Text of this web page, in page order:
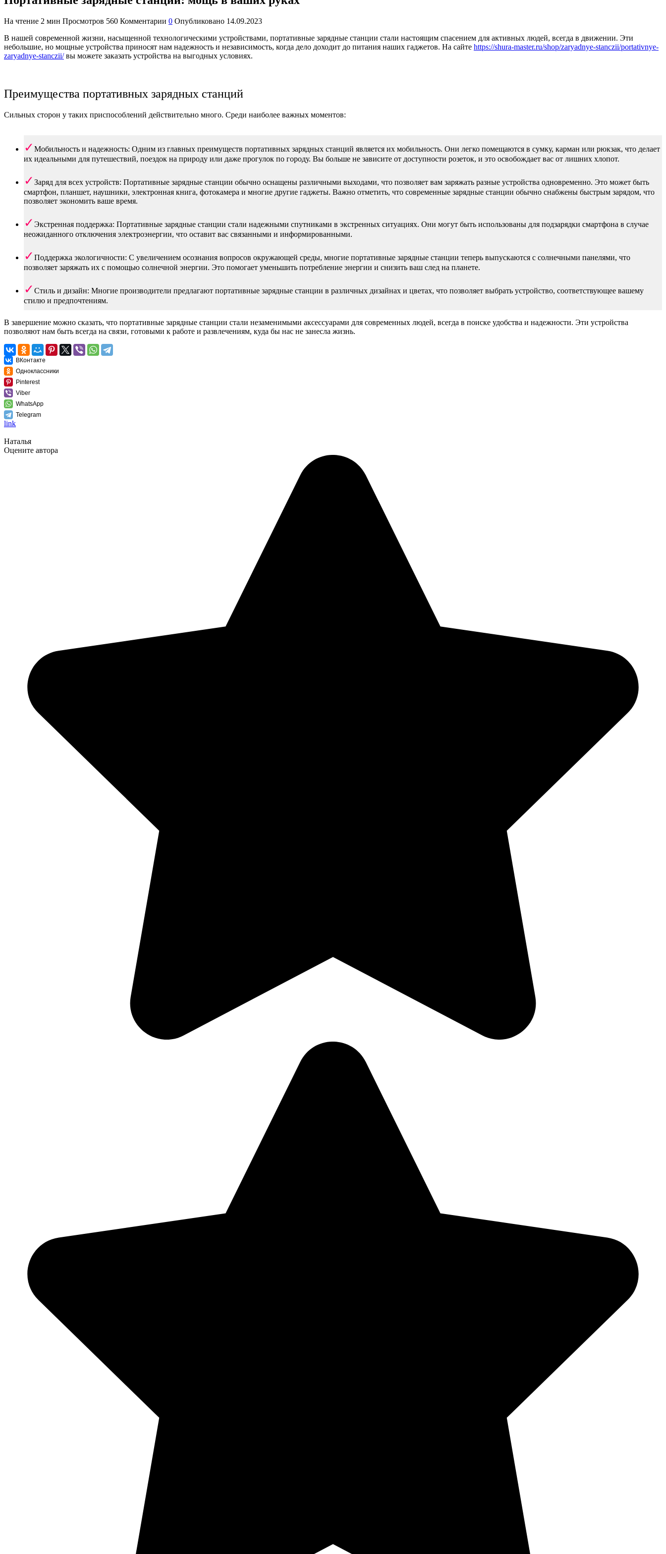
На чтение 2 мин Просмотров 560 Комментарии 0 Опубликовано 14.09.2023
В нашей современной жизни, насыщенной технологическими устройствами, портативные зарядные станции стали настоящим спасением для активных людей, всегда в движении. Эти
небольшие, но мощные устройства приносят нам надежность и независимость, когда дело доходит до питания наших гаджетов. На сайте https://shura-master.ru/shop/zaryadnye-stanczii/portativnye-
zaryadnye-stanczii/вы можете заказать устройства на выгодных условиях.
Преимущества портативных зарядных станций
Сильных сторон у таких приспособлений действительно много. Среди наиболее важных моментов:
Мобильность и надежность: Одним из главных преимуществ портативных зарядных станций является их мобильность. Они легко помещаются в сумку, карман или рюкзак, что делает
их идеальными для путешествий, поездок на природу или даже прогулок по городу. Вы больше не зависите от доступности розеток, и это освобождает вас от лишних хлопот.
Заряд для всех устройств: Портативные зарядные станции обычно оснащены различными выходами, что позволяет вам заряжать разные устройства одновременно. Это может быть
смартфон, планшет, наушники, электронная книга, фотокамера и многие другие гаджеты. Важно отметить, что современные зарядные станции обычно снабжены быстрым зарядом, что
позволяет экономить ваше время.
Экстренная поддержка: Портативные зарядные станции стали надежными спутниками в экстренных ситуациях. Они могут быть использованы для подзарядки смартфона в случае
неожиданного отключения электроэнергии, что оставит вас связанными и информированными.
Поддержка экологичности: С увеличением осознания вопросов окружающей среды, многие портативные зарядные станции теперь выпускаются с солнечными панелями, что
позволяет заряжать их с помощью солнечной энергии. Это помогает уменьшить потребление энергии и снизить ваш след на планете.
Стиль и дизайн: Многие производители предлагают портативные зарядные станции в различных дизайнах и цветах, что позволяет выбрать устройство, соответствующее вашему
стилю и предпочтениям.
В завершение можно сказать, что портативные зарядные станции стали незаменимыми аксессуарами для современных людей, всегда в поиске удобства и надежности. Эти устройства
позволяют нам быть всегда на связи, готовыми к работе и развлечениям, куда бы нас не занесла жизнь.
ВКонтакте
Одноклассники
Pinterest
Viber
WhatsApp
Telegram
link
Наталья
Оцените автора